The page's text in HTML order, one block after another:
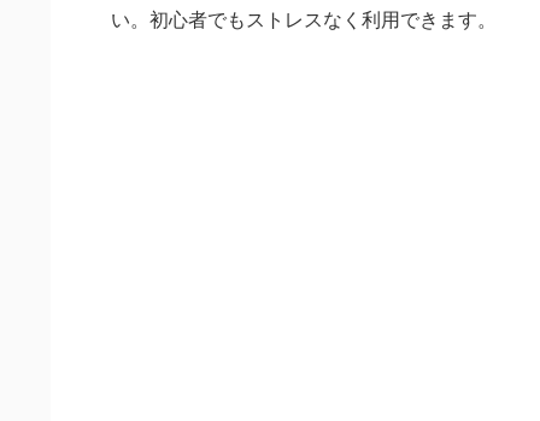
い。初心者でもストレスなく利用できます。